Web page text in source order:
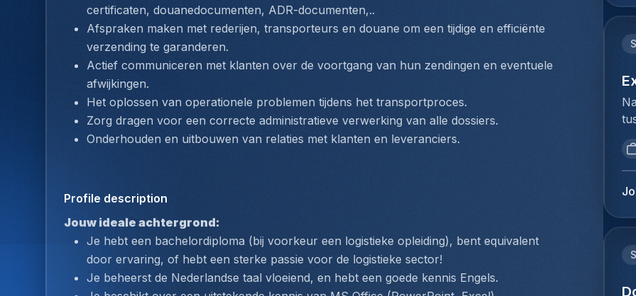
certificaten, douanedocumenten, ADR-documenten,..
Afspraken maken met rederijen, transporteurs en douane om een tijdige en efficiënte
verzending te garanderen.
Actief communiceren met klanten over de voortgang van hun zendingen en eventuele
afwijkingen.
Het oplossen van operationele problemen tijdens het transportproces.
Zorg dragen voor een correcte administratieve verwerking van alle dossiers.
Onderhouden en uitbouwen van relaties met klanten en leveranciers.
Profile description
Jouw ideale achtergrond:
Je hebt een bachelordiploma (bij voorkeur een logistieke opleiding), bent equivalent
door ervaring, of hebt een sterke passie voor de logistieke sector!
Je beheerst de Nederlandse taal vloeiend, en hebt een goede kennis Engels.